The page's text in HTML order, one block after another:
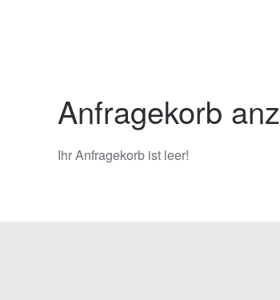
Anfragekorb
Ihr Anfragekorb ist leer!